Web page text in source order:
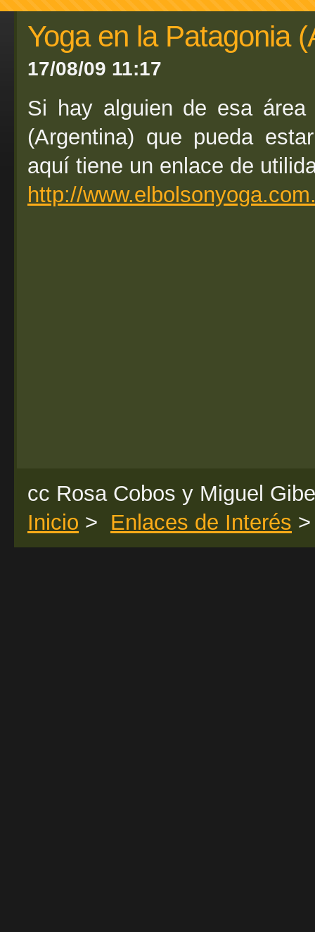
Yoga en la Patagonia
17/08/09 11:17
Si hay alguien de esa
(Argentina) que pueda
aquí tiene un enlace de
http://
cc Rosa Cobos y Miguel
Inicio > Enlaces de Interés